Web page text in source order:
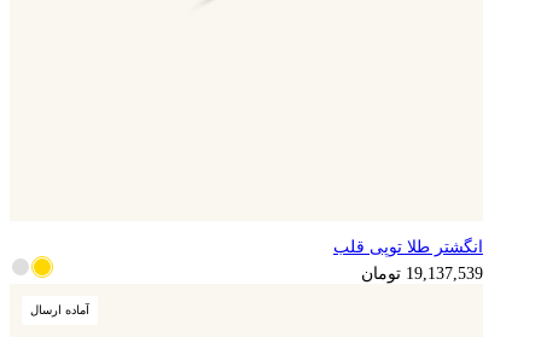
انگشتر طلا توپی قلب
19,137,539 تومان
آماده ارسال